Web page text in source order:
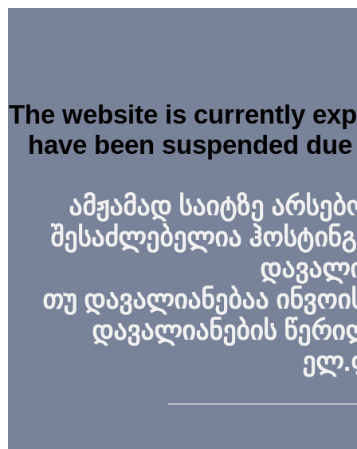
The website is currently
have been suspended
ამჟამად საიტზე
შესაძლებელია
თუ დავალიანებაა
დავალიანების